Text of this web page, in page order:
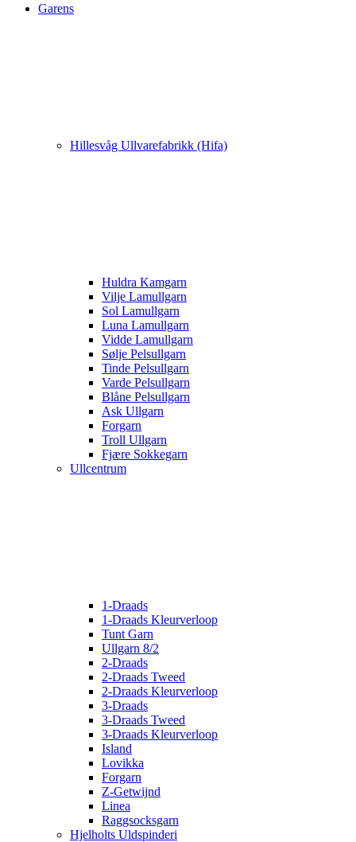
Garens
Hillesvåg Ullvarefabrikk (Hifa)
Huldra Kamgarn
Vilje Lamullgarn
Sol Lamullgarn
Luna Lamullgarn
Vidde Lamullgarn
Sølje Pelsullgarn
Tinde Pelsullgarn
Varde Pelsullgarn
Blåne Pelsullgarn
Ask Ullgarn
Forgarn
Troll Ullgarn
Fjære Sokkegarn
Ullcentrum
1-Draads
1-Draads Kleurverloop
Tunt Garn
Ullgarn 8/2
2-Draads
2-Draads Tweed
2-Draads Kleurverloop
3-Draads
3-Draads Tweed
3-Draads Kleurverloop
Island
Lovikka
Forgarn
Z-Getwijnd
Linea
Raggsocksgarn
Hjelholts Uldspinderi